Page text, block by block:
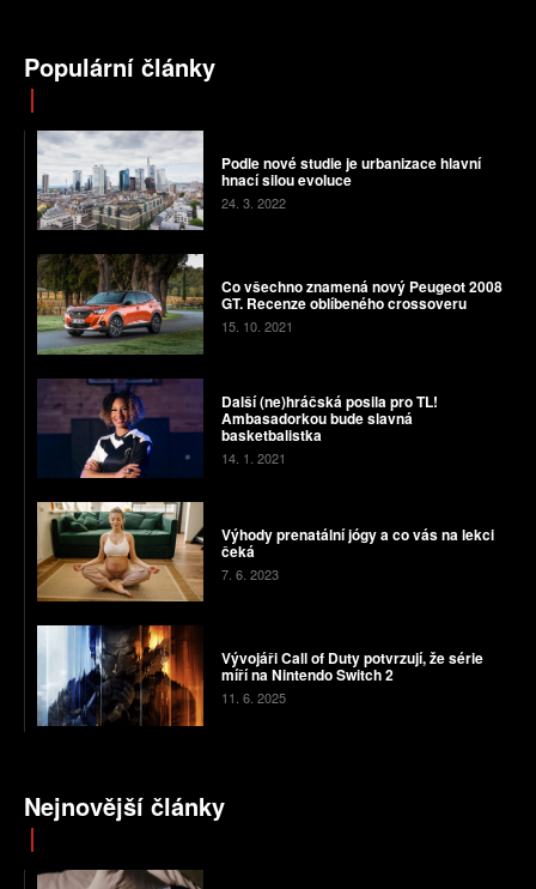
Populární články
Podle nové studie je urbanizace hlavní
hnací silou evoluce
24. 3. 2022
Co všechno znamená nový Peugeot 2008
GT. Recenze oblíbeného crossoveru
15. 10. 2021
Další (ne)hráčská posila pro TL!
Ambasadorkou bude slavná
basketbalistka
14. 1. 2021
Výhody prenatální jógy a co vás na lekci
čeká
7. 6. 2023
Vývojáři Call of Duty potvrzují, že série
míří na Nintendo Switch 2
11. 6. 2025
Nejnovější články